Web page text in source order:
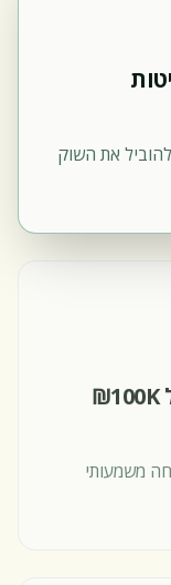
מקום 1 בישראל ולהוביל את השוק
עסקים שמסוגלים להכניס מעל ‎100K₪
משמעותי